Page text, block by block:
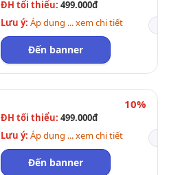
ĐH tối thiểu: 499.000đ
Lưu ý: Áp dụng ... xem chi tiết
Đến banner
10%
ĐH tối thiểu: 499.000đ
Lưu ý: Áp dụng ... xem chi tiết
Đến banner